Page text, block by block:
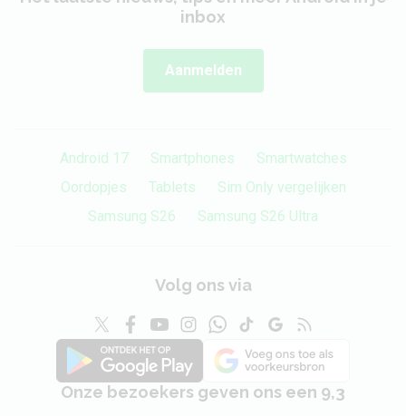
inbox
Aanmelden
Android 17 Smartphones
Smartwatches
Oordopjes
Tablets
Sim Only vergelijken
Samsung S26
Samsung S26 Ultra
Volg ons via
Onze bezoekers geven ons een 9,3